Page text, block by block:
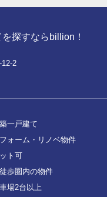
探すならbillion！
2
一戸建て
ォーム・リノベ物件
ト可
歩圏内の物件
場2台以上